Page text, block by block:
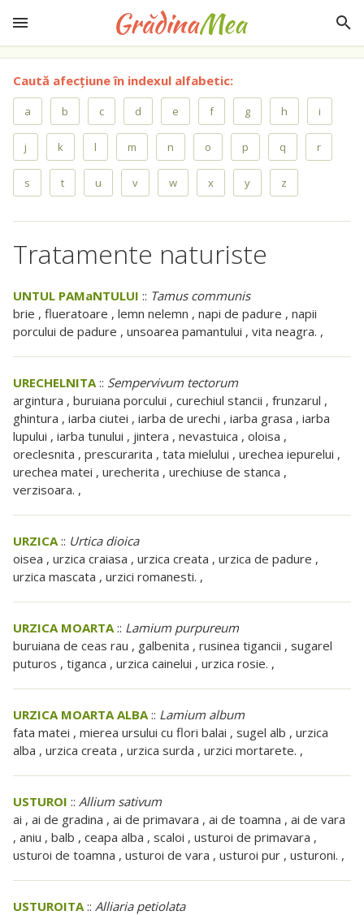
Caută afecțiune în indexul alfabetic:
a b c d e f g h i
j k l m n o p q r
s t u v w x y z
Tratamente naturiste
UNTUL PAMaNTULUI :: Tamus communis
brie , flueratoare , lemn nelemn , napi de padure , napii
porcului de padure , unsoarea pamantului , vita neagra. ,
URECHELNITA :: Sempervivum tectorum
argintura , buruiana porcului , curechiul stancii , frunzarul ,
ghintura , iarba ciutei , iarba de urechi , iarba grasa , iarba
lupului , iarba tunului , jintera , nevastuica , oloisa ,
oreclesnita , prescurarita , tata mielului , urechea iepurelui ,
urechea matei , urecherita , urechiuse de stanca ,
verzisoara. ,
URZICA :: Urtica dioica
oisea , urzica craiasa , urzica creata , urzica de padure ,
urzica mascata , urzici romanesti. ,
URZICA MOARTA :: Lamium purpureum
buruiana de ceas rau , galbenita , rusinea tigancii , sugarel
puturos , tiganca , urzica cainelui , urzica rosie. ,
URZICA MOARTA ALBA :: Lamium album
fata matei , mierea ursului cu flori balai , sugel alb , urzica
alba , urzica creata , urzica surda , urzici mortarete. ,
USTUROI :: Allium sativum
ai , ai de gradina , ai de primavara , ai de toamna , ai de vara
, aniu , balb , ceapa alba , scaloi , usturoi de primavara ,
usturoi de toamna , usturoi de vara , usturoi pur , usturoni. ,
USTUROITA :: Alliaria petiolata